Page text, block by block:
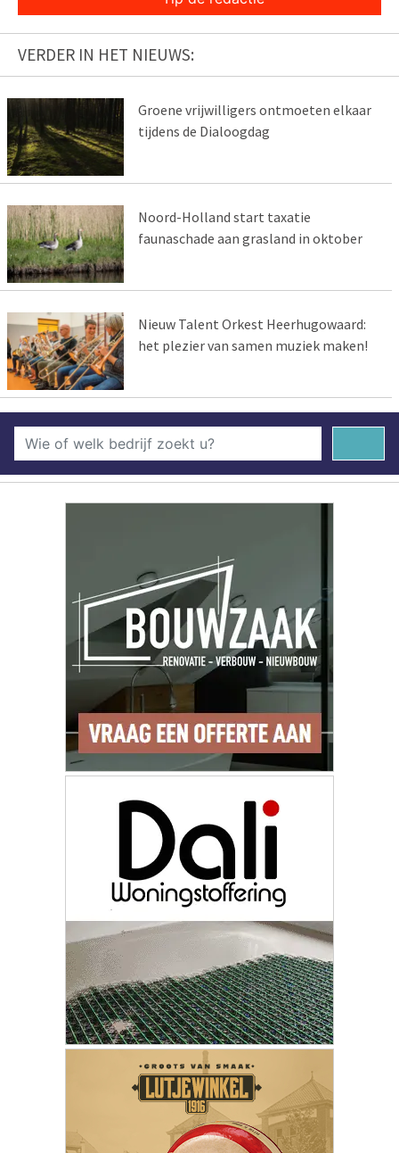
VERDER IN HET NIEUWS:
Groene vrijwilligers ontmoeten elkaar
tijdens de Dialoogdag
Noord-Holland start taxatie
faunaschade aan grasland in oktober
Nieuw Talent Orkest Heerhugowaard:
het plezier van samen muziek maken!